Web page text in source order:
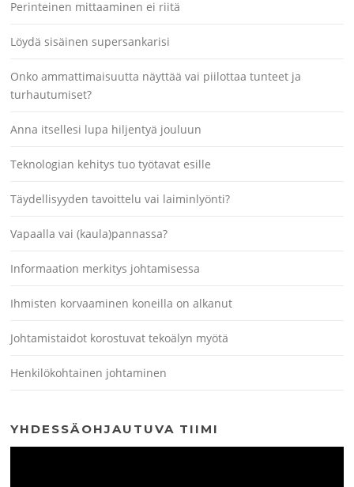
Perinteinen mittaaminen ei riitä
Löydä sisäinen supersankarisi
Onko ammattimaisuutta näyttää vai piilottaa tunteet ja
turhautumiset?
Anna itsellesi lupa hiljentyä jouluun
Teknologian kehitys tuo työtavat esille
Täydellisyyden tavoittelu vai laiminlyönti?
Vapaalla vai (kaula)pannassa?
Informaation merkitys johtamisessa
Ihmisten korvaaminen koneilla on alkanut
Johtamistaidot korostuvat tekoälyn myötä
Henkilökohtainen johtaminen
YHDESSÄOHJAUTUVA TIIMI